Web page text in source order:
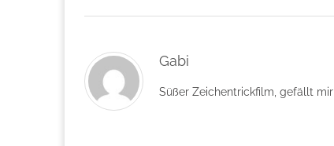
Gabi
Süßer Zeichentrickfilm, gefällt mir